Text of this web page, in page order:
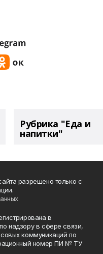
Рубрика "Еда и
напитки"
разрешено только с
в
надзору в сфере связи,
коммуникаций по
номер ПИ № ТУ